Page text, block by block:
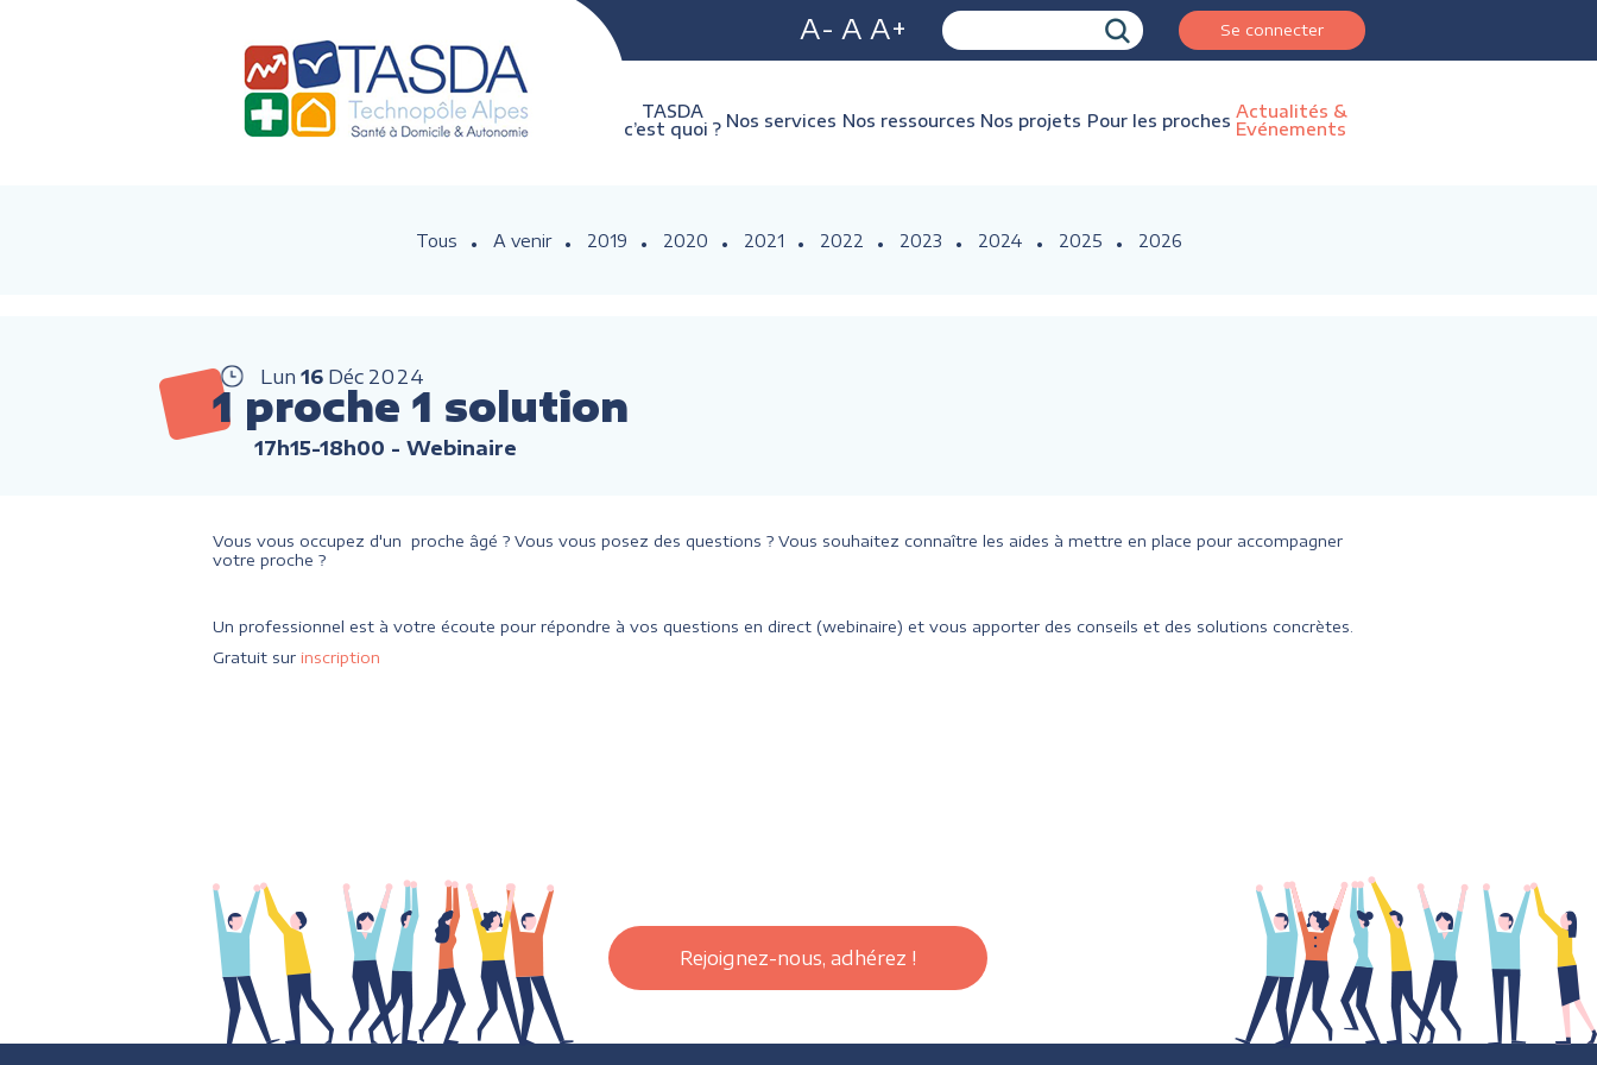
A- A A+ Se connecter
TASDA
c’est quoi ? Nos services Nos ressources Nos projets Pour les proches Actualités &
Evénements
Tous A venir 2019 2020 2021 2022 2023 2024 2025 2026
Lun 16 Déc 2024
1 proche 1 solution
17h15-18h00 - Webinaire
Vous vous occupez d'un proche âgé ? Vous vous posez des questions ? Vous souhaitez connaître les aides à mettre en place pour accompagner
votre proche ?
Un professionnel est à votre écoute pour répondre à vos questions en direct (webinaire) et vous apporter des conseils et des solutions concrètes.
Gratuit sur inscription
Rejoignez-nous, adhérez !